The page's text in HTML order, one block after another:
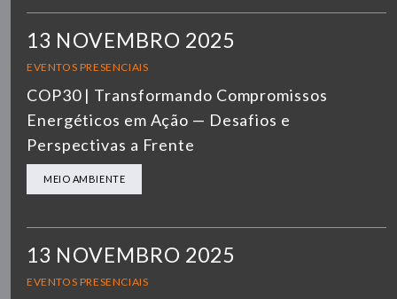
13 NOVEMBRO 2025
EVENTOS PRESENCIAIS
COP30 | Transformando Compromissos
Energéticos em Ação — Desafios e
Perspectivas a Frente
MEIO AMBIENTE
13 NOVEMBRO 2025
EVENTOS PRESENCIAIS